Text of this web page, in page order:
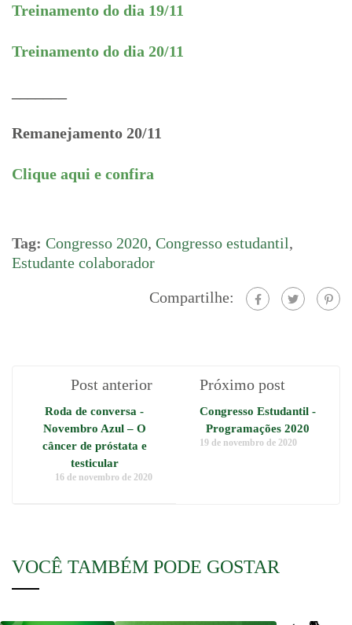
Treinamento do dia 19/11
Treinamento do dia 20/11
Remanejamento 20/11
Clique aqui e confira
Tag: Congresso 2020, Congresso estudantil,
Estudante colaborador
Compartilhe:
Post anterior
Roda de conversa -
Novembro Azul – O
câncer de próstata e
testicular
16 de novembro de 2020
Próximo post
Congresso Estudantil -
Programações 2020
19 de novembro de 2020
VOCÊ TAMBÉM PODE GOSTAR